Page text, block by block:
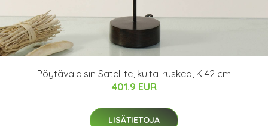
Pöytävalaisin Satellite, kulta-ruskea, K 42 cm
401.9 EUR
LISÄTIETOJA